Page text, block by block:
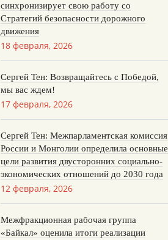
синхронизирует свою работу со
Стратегий безопасности дорожного
движения
18 февраля, 2026
Сергей Тен: Возвращайтесь с Победой,
мы вас ждем!
17 февраля, 2026
Сергей Тен: Межпарламентская комиссия
России и Монголии определила основные
цели развития двусторонних социально-
экономических отношений до 2030 года
12 февраля, 2026
Межфракционная рабочая группа
«Байкал» оценила итоги реализации